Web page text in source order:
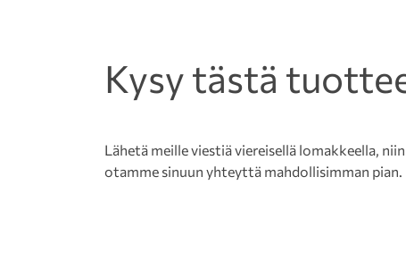
Kysy tästä
Lähetä meille viestiä viereisellä lomakkeella, niin
otamme sinuun yhteyttä mahdollisimman pian.